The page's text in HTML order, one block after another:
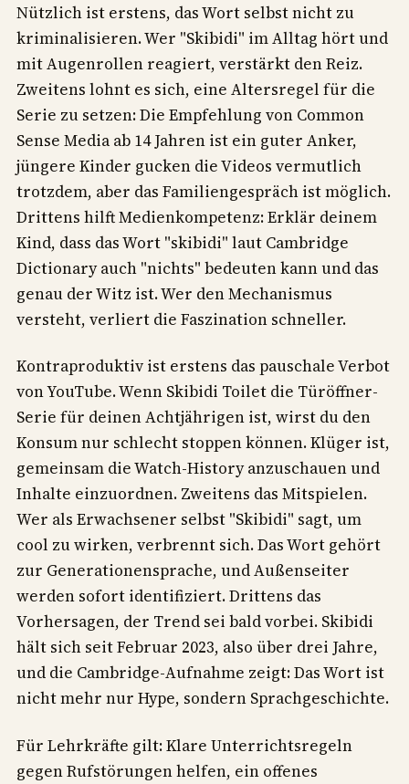
Nützlich ist erstens, das Wort selbst nicht zu
kriminalisieren. Wer "Skibidi" im Alltag hört und
mit Augenrollen reagiert, verstärkt den Reiz.
Zweitens lohnt es sich, eine Altersregel für die
Serie zu setzen: Die Empfehlung von Common
Sense Media ab 14 Jahren ist ein guter Anker,
jüngere Kinder gucken die Videos vermutlich
trotzdem, aber das Familiengespräch ist möglich.
Drittens hilft Medienkompetenz: Erklär deinem
Kind, dass das Wort "skibidi" laut Cambridge
Dictionary auch "nichts" bedeuten kann und das
genau der Witz ist. Wer den Mechanismus
versteht, verliert die Faszination schneller.
Kontraproduktiv ist erstens das pauschale Verbot
von YouTube. Wenn Skibidi Toilet die Türöffner-
Serie für deinen Achtjährigen ist, wirst du den
Konsum nur schlecht stoppen können. Klüger ist,
gemeinsam die Watch-History anzuschauen und
Inhalte einzuordnen. Zweitens das Mitspielen.
Wer als Erwachsener selbst "Skibidi" sagt, um
cool zu wirken, verbrennt sich. Das Wort gehört
zur Generationensprache, und Außenseiter
werden sofort identifiziert. Drittens das
Vorhersagen, der Trend sei bald vorbei. Skibidi
hält sich seit Februar 2023, also über drei Jahre,
und die Cambridge-Aufnahme zeigt: Das Wort ist
nicht mehr nur Hype, sondern Sprachgeschichte.
Für Lehrkräfte gilt: Klare Unterrichtsregeln
gegen Rufstörungen helfen, ein offenes